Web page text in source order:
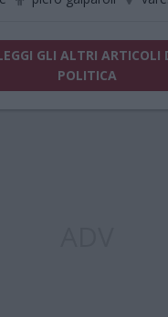
GLI ALTRI ARTICOLI
POLITICA